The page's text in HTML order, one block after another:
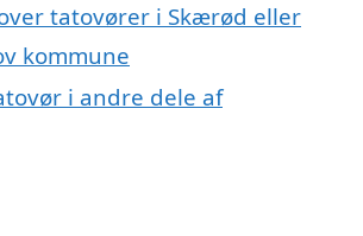
tatovører i Skærød eller
kommune
i andre dele af